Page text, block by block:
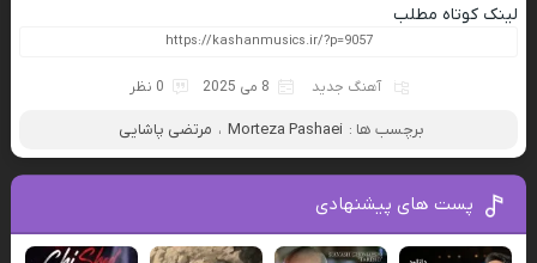
لینک کوتاه مطلب
آهنگ جدید 8 می 2025 0 نظر
برچسب ها : Morteza Pashaei ، مرتضی پاشایی
پست های پیشنهادی